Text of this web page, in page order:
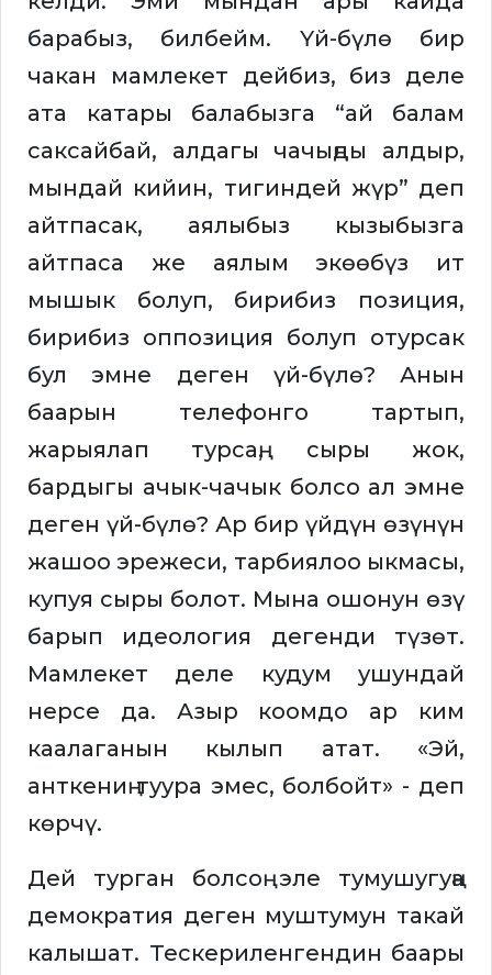
барабыз, билбейм. Үй-бүлө бир
чакан мамлекет дейбиз, биз деле
ата катары балабызга “ай балам
саксайбай, алдагы чачыңды алдыр,
мындай кийин, тигиндей жүр” деп
айтпасак, аялыбыз кызыбызга
айтпаса же аялым экөөбүз ит
мышык болуп, бирибиз позиция,
бирибиз оппозиция болуп отурсак
бул эмне деген үй-бүлө? Анын
баарын телефонго тартып,
жарыялап турсаң, сыры жок,
бардыгы ачык-чачык болсо ал эмне
деген үй-бүлө? Ар бир үйдүн өзүнүн
жашоо эрежеси, тарбиялоо ыкмасы,
купуя сыры болот. Мына ошонун өзү
барып идеология дегенди түзөт.
Мамлекет деле кудум ушундай
нерсе да. Азыр коомдо ар ким
каалаганын кылып атат. «Эй,
анткениң туура эмес, болбойт» - деп
көрчү.
Дей турган болсоң эле тумушугуңа
демократия деген муштумун такай
калышат. Тескериленгендин баары